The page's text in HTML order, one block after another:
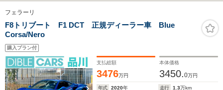
フェラーリ
F8トリブート F1 DCT 正規ディーラー車 Blue
Corsa/Nero
購入プラン付
支払総額
3476万円
本体価格
3450.0万円
年式 2020年 走行 1.3万km